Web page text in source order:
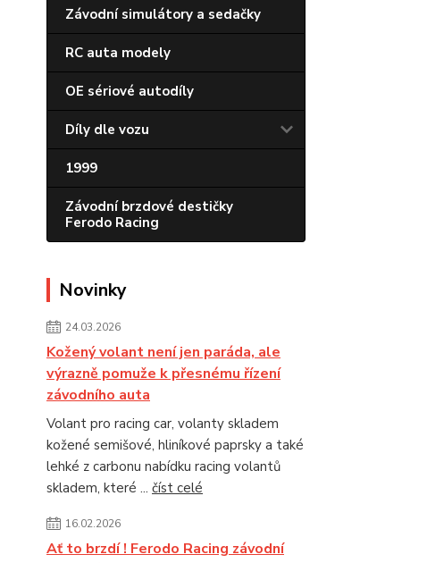
Závodní simulátory a sedačky
RC auta modely
OE sériové autodíly
Díly dle vozu
1999
Závodní brzdové destičky
Ferodo Racing
Novinky
24.03.2026
Kožený volant není jen paráda, ale
výrazně pomuže k přesnému řízení
závodního auta
Volant pro racing car, volanty skladem
kožené semišové, hliníkové paprsky a také
lehké z carbonu nabídku racing volantů
skladem, které ... číst celé
16.02.2026
Ať to brzdí ! Ferodo Racing závodní